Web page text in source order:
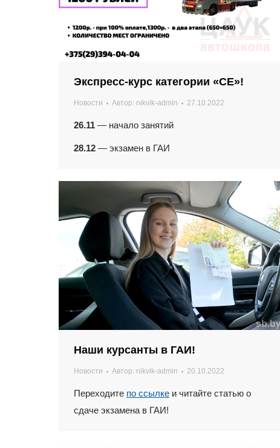
Экспресс-курс категории «СЕ»!
Новости Автор: nikvik-admin 27.10.2022
26.11 — начало занятий
28.12 — экзамен в ГАИ
Наши курсанты в ГАИ!
Новости Автор: nikvik-admin 20.10.2022
Переходите по ссылке и читайте статью о
сдаче экзамена в ГАИ!